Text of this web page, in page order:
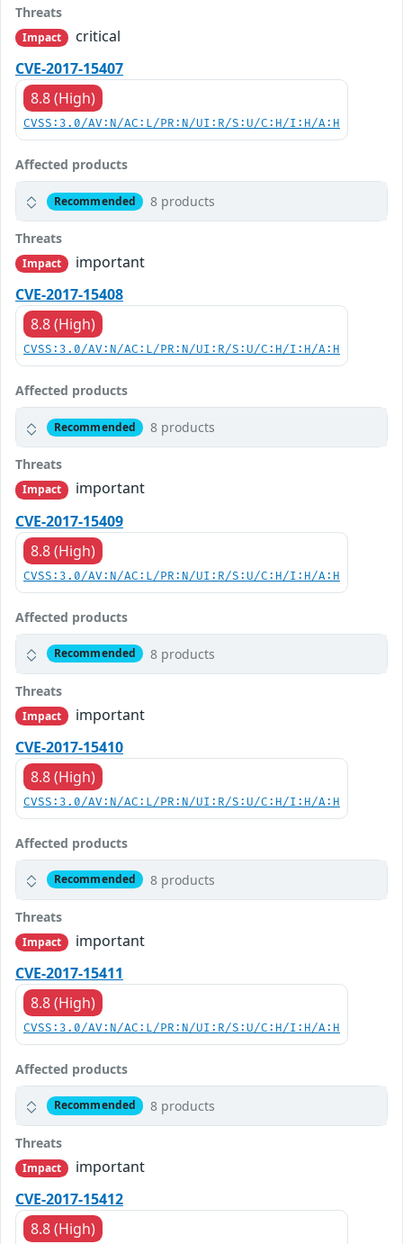
Threats
Impact
critical
CVE-2017-15407
8.8 (High)
CVSS:3.0/AV:N/AC:L/PR:N/UI:R/S:U/C:H/I:H/A:H
Affected products
Recommended 8 products
Threats
Impact
important
CVE-2017-15408
8.8 (High)
CVSS:3.0/AV:N/AC:L/PR:N/UI:R/S:U/C:H/I:H/A:H
Affected products
Recommended 8 products
Threats
Impact
important
CVE-2017-15409
8.8 (High)
CVSS:3.0/AV:N/AC:L/PR:N/UI:R/S:U/C:H/I:H/A:H
Affected products
Recommended 8 products
Threats
Impact
important
CVE-2017-15410
8.8 (High)
CVSS:3.0/AV:N/AC:L/PR:N/UI:R/S:U/C:H/I:H/A:H
Affected products
Recommended 8 products
Threats
Impact
important
CVE-2017-15411
8.8 (High)
CVSS:3.0/AV:N/AC:L/PR:N/UI:R/S:U/C:H/I:H/A:H
Affected products
Recommended 8 products
Threats
Impact
important
CVE-2017-15412
8.8 (High)